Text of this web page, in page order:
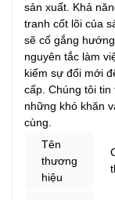
sản xuất. Khả
tranh cốt lõi của
sẽ cố gắng
nguyên tắc làm
kiếm sự đổi mới
cấp. Chúng tôi
những khó khăn
cùng.
Tên
thương
hiệu